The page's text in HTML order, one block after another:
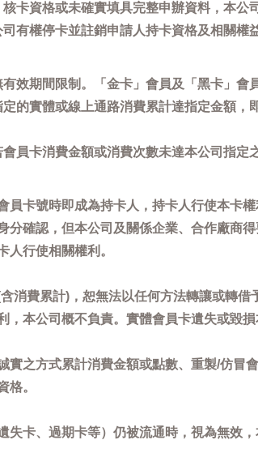
卡資格或未確實填具完整申辦資料，本
有權停卡並註銷申請人持卡資格及相關權益
有效期間限制。「金卡」會員及「黑卡」
的實體或線上通路消費累計達指定金額
員卡消費金額或消費次數未達本公司指
員卡號時即成為持卡人，持卡人行使本卡
分確認，但本公司及關係企業、合作廠商
人行使相關權利。
消費累計)，恕無法以任何方法轉讓或轉
，本公司概不負責。實體會員卡遺失或毀
實之方式累計消費金額或點數、重製/仿
格。
失卡、過期卡等）仍被流通時，視為無效